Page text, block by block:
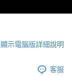
顯示電腦版詳細說明
客服